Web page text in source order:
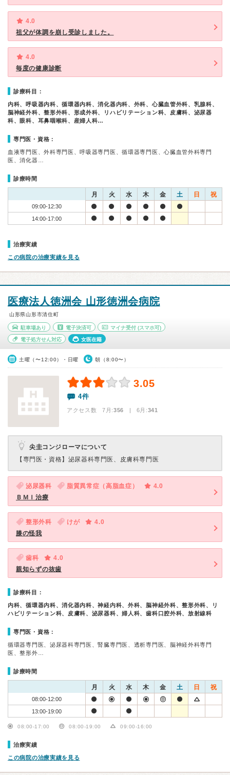
4.0
祖父が体調を崩し受診しました。
4.0
毎度の健康診断
診療科目：
内科、呼吸器内科、循環器内科、消化器内科、外科、心臓血管外科、乳腺科、
脳神経外科、整形外科、形成外科、リハビリテーション科、皮膚科、泌尿器
科、眼科、耳鼻咽喉科、産婦人科…
専門医・資格：
血液専門医、外科専門医、呼吸器専門医、循環器専門医、心臓血管外科専門
医、消化器…
診療時間
月 火 水 木 金 土 日 祝
09:00-12:30
14:00-17:00
治療実績
この病院の治療実績を見る
医療法人徳洲会 山形徳洲会病院
山形県山形市清住町
駐車場あり 電子決済可 マイナ受付 (スマホ可)
電子処方せん対応 女医在籍
土曜（〜12:00）・日曜 朝（8:00〜）
3.05
4件
アクセス数 7月:356 | 6月:341
尖圭コンジローマについて
【専門医・資格】 泌尿器科専門医、皮膚科専門医
泌尿器科 脂質異常症（高脂血症）
4.0
ＢＭＩ治療
整形外科 けが
4.0
膝の怪我
歯科
4.0
親知らずの抜歯
診療科目：
内科、循環器内科、消化器内科、神経内科、外科、脳神経外科、整形外科、リ
ハビリテーション科、皮膚科、泌尿器科、婦人科、歯科口腔外科、放射線科
専門医・資格：
循環器専門医、泌尿器科専門医、腎臓専門医、透析専門医、脳神経外科専門
医、整形外…
診療時間
月 火 水 木 金 土 日 祝
08:00-12:00
13:00-19:00
08:00-17:00 08:00-19:00 09:00-16:00
治療実績
この病院の治療実績を見る